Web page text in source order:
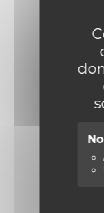
7,7 % des
sont
forums
+209 %
élus : selon